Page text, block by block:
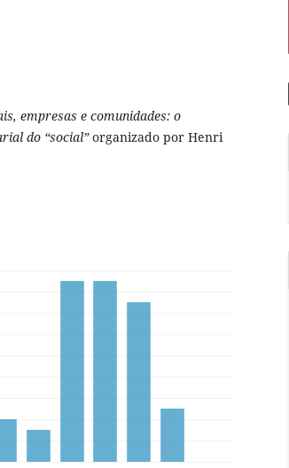
empresas e comunidades: o
do “social”organizado por Henri